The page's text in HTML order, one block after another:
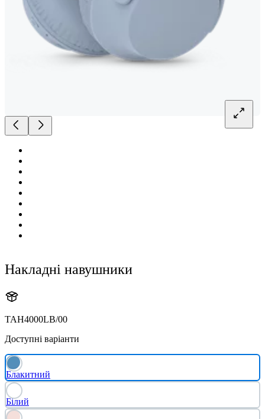
Накладні навушники
TAH4000LB/00
Доступні варіанти
Блакитний
Білий